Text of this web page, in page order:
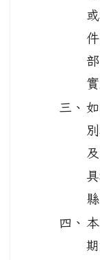
三、
四、